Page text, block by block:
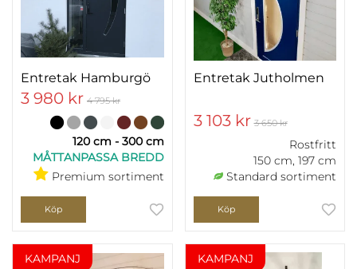
Entretak Hamburgö
3 980 kr 4 795 kr
120 cm - 300 cm
MÅTTANPASSA BREDD
Premium sortiment
Köp
Entretak Jutholmen
3 103 kr 3 650 kr
Rostfritt
150 cm, 197 cm
Standard sortiment
Köp
KAMPANJ KAMPANJ